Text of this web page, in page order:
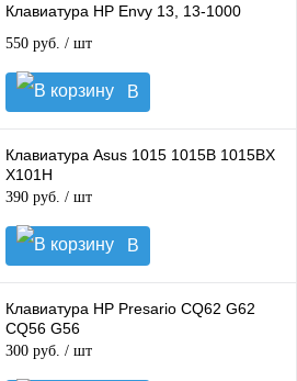
Клавиатура HP Envy 13, 13-1000
550 руб. / шт
В
корзину
Клавиатура Asus 1015 1015B 1015BX
X101H
390 руб. / шт
В
корзину
Клавиатура HP Presario CQ62 G62
CQ56 G56
300 руб. / шт